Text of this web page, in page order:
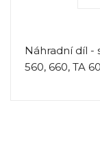
Náhradní díl -
560, 660, TA 60